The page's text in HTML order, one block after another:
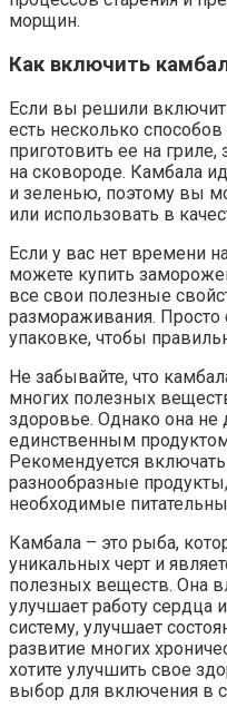
морщин.
Как включить
Если вы решили
есть несколько
приготовить ее на
на сковороде. Камбала
и зеленью, поэтому вы
или использовать в
Если у вас нет времени
можете купить
все свои полезные
размораживания. Просто
упаковке, чтобы
Не забывайте, что
многих полезных
здоровье. Однако она не
единственным
Рекомендуется
разнообразные
необходимые
Камбала – это рыба,
уникальных черт и
полезных веществ. Она
улучшает работу сердца
систему, улучшает
развитие многих
хотите улучшить свое
выбор для включения в